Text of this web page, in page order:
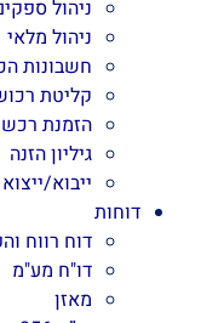
ניהול
ניהול מלאי
חשבונות
קליטת
הזמנת רכש
גיליון הזנה
ייבוא/
דוחות
דוח רווח
דו"ח מע"מ
מאזן